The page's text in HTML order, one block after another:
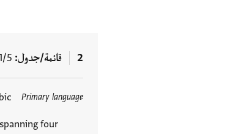
2 قائمة/جدول 5
Primary language
four
العلامات